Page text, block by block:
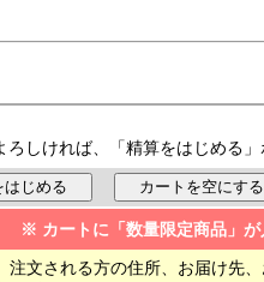
ろしければ、「精算をはじめる
※ カートに「数量限定商品」
注文される方の住所、お届け先